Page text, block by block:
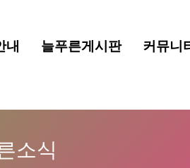
내 늘푸른게시판 커뮤니
소식